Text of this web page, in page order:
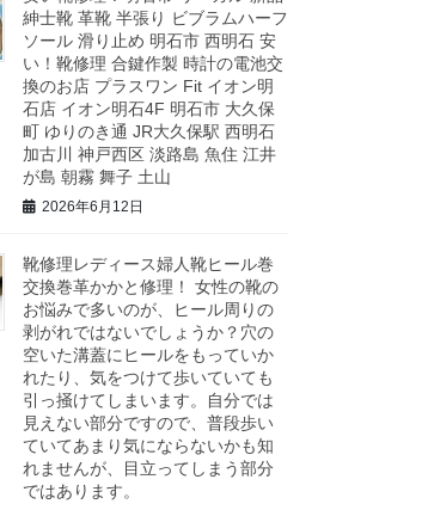
紳士靴 革靴 半張り ビブラムハーフ
ソール 滑り止め 明石市 西明石 安
い！靴修理 合鍵作製 時計の電池交
換のお店 プラスワン Fit イオン明
石店 イオン明石4F 明石市 大久保
町 ゆりのき通 JR大久保駅 西明石
加古川 神戸西区 淡路島 魚住 江井
が島 朝霧 舞子 土山
2026年6月12日
靴修理レディース婦人靴ヒール巻
交換巻革かかと修理！ 女性の靴の
お悩みで多いのが、ヒール周りの
剥がれではないでしょうか？穴の
空いた溝蓋にヒールをもっていか
れたり、気をつけて歩いていても
引っ掻けてしまいます。自分では
見えない部分ですので、普段歩い
ていてあまり気にならないかも知
れませんが、目立ってしまう部分
ではあります。